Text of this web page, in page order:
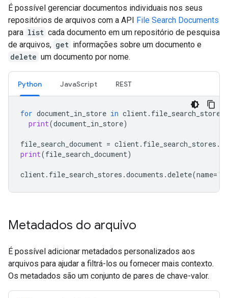
É possível gerenciar documentos individuais nos seus
repositórios de arquivos com a API File Search Documents
para list cada documento em um repositório de pesquisa
de arquivos, get informações sobre um documento e
delete um documento por nome.
Python JavaScript REST
for document_in_store in client. file_search_stores
print(document_in_store)
file_search_document = client. file_search_stores .
print(file_search_document)
client. file_search_stores .documents .delete(name=
Metadados do arquivo
É possível adicionar metadados personalizados aos
arquivos para ajudar a filtrá-los ou fornecer mais contexto.
Os metadados são um conjunto de pares de chave-valor.